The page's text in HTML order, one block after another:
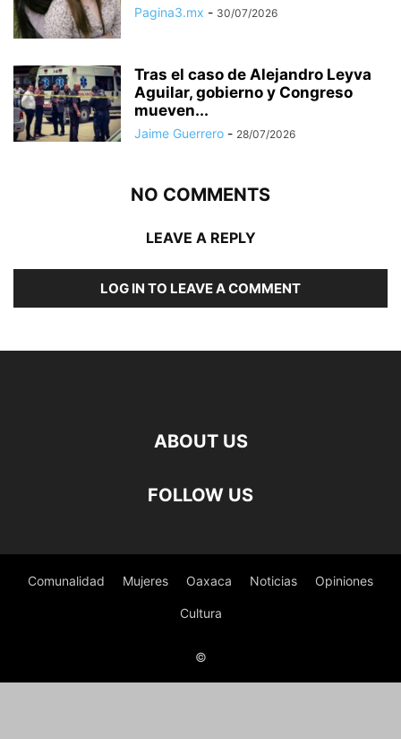
Pagina3.mx - 30/07/2026
Tras el caso de Alejandro Leyva
Aguilar, gobierno y Congreso
mueven...
Jaime Guerrero - 28/07/2026
NO COMMENTS
LEAVE A REPLY
LOG IN TO LEAVE A COMMENT
ABOUT US
FOLLOW US
Comunalidad Mujeres Oaxaca Noticias Opiniones
Cultura
©